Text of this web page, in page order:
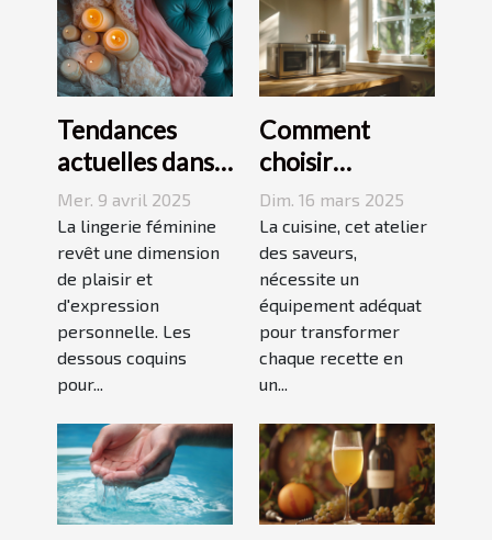
Tendances
actuelles dans
les dessous
coquins pour
femmes
Mer. 9 avril 2025
La lingerie féminine
revêt une dimension
de plaisir et
d'expression
personnelle. Les
dessous coquins
pour...
Comment
choisir
l'équipement
de cuisine idéal
pour vos
recettes
Dim. 16 mars 2025
La cuisine, cet atelier
des saveurs,
nécessite un
équipement adéquat
pour transformer
chaque recette en
un...